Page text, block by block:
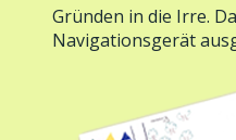
Gründen in die Irre.
Navigationsgerät